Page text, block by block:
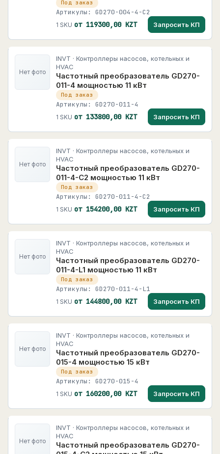
Под заказ
Артикулы: GD270-004-4-C2
1 SKU от 119300,00 KZT Запросить КП
Нет фото
INVT · Контроллеры насосов, котельных и
HVAC
Частотный преобразователь GD270-
011-4 мощностью 11 кВт
Под заказ
Артикулы: GD270-011-4
1 SKU от 133800,00 KZT Запросить КП
Нет фото
INVT · Контроллеры насосов, котельных и
HVAC
Частотный преобразователь GD270-
011-4-C2 мощностью 11 кВт
Под заказ
Артикулы: GD270-011-4-C2
1 SKU от 154200,00 KZT Запросить КП
Нет фото
INVT · Контроллеры насосов, котельных и
HVAC
Частотный преобразователь GD270-
011-4-L1 мощностью 11 кВт
Под заказ
Артикулы: GD270-011-4-L1
1 SKU от 144800,00 KZT Запросить КП
Нет фото
INVT · Контроллеры насосов, котельных и
HVAC
Частотный преобразователь GD270-
015-4 мощностью 15 кВт
Под заказ
Артикулы: GD270-015-4
1 SKU от 160200,00 KZT Запросить КП
Нет фото
INVT · Контроллеры насосов, котельных и
HVAC
Частотный преобразователь GD270-